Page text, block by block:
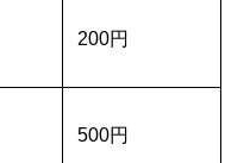
200円
500円